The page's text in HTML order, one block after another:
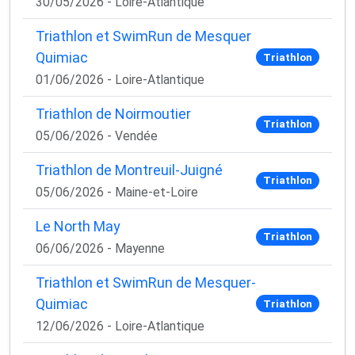
Triathlon et SwimRun de Mesquer
Quimiac
01/06/2026 - Loire-Atlantique
Triathlon
Triathlon de Noirmoutier
05/06/2026 - Vendée
Triathlon
Triathlon de Montreuil-Juigné
05/06/2026 - Maine-et-Loire
Triathlon
Le North May
06/06/2026 - Mayenne
Triathlon
Triathlon et SwimRun de Mesquer-
Quimiac
12/06/2026 - Loire-Atlantique
Triathlon